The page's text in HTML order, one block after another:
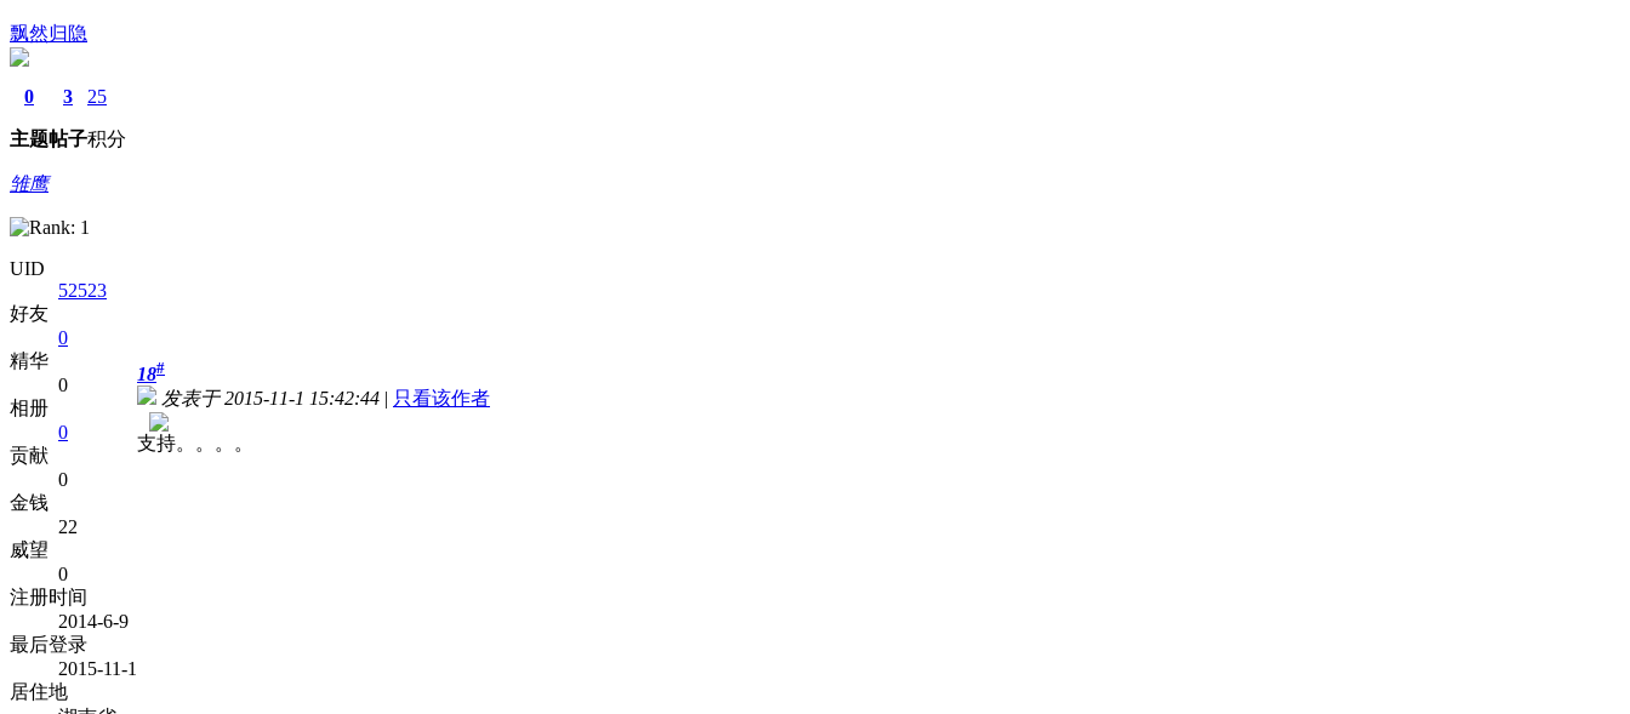
飘然归隐
0
主题
3
帖子
25
积分
雏鹰
UID
52523
好友
0
精华
0
相册
0
贡献
0
金钱
22
威望
0
注册时间
2014-6-9
最后登录
2015-11-1
居住地
18#
发表于 2015-11-1 15:42:44 | 只看该作者
支持。。。。